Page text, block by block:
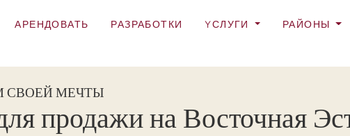
АРЕНДОВАТЬ РАЗРАБОТКИ YСЛУГИ РАЙОНЫ
СВОЕЙ МЕЧТЫ
продажи на Восточная